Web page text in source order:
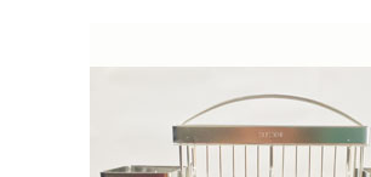
Giá Kệ Chén Ly Bát Inox 304
Giá Kệ Chén Bát Có Khay Inox